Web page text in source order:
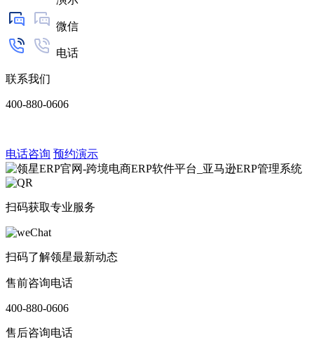
微信
电话
联系我们
400-880-0606
电话咨询 预约演示
扫码获取专业服务
扫码了解领星最新动态
售前咨询电话
400-880-0606
售后咨询电话